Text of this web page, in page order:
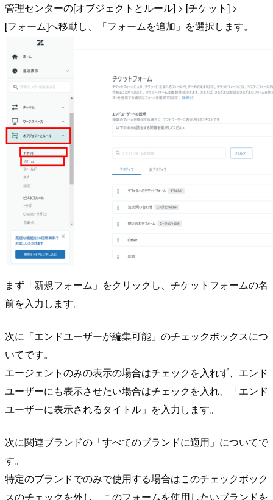
管理センターの[オブジェクトとルール] > [チケット] >
[フォーム]へ移動し、「フォームを追加」を選択します。
まず「新規フォーム」をクリックし、チケットフォームの名
前を入力します。
次に「エンドユーザーが編集可能」のチェックボックスにつ
いてです。
エージェントのみの表示の場合はチェックを入れず、エンド
ユーザーにも表示させたい場合はチェックを入れ、「エンド
ユーザーに表示されるタイトル」を入力します。
次に関連ブランドの「すべてのブランドに適用」についてで
す。
特定のブランドでのみで使用する場合はこのチェックボック
スのチェックを外し、このフォームを使用したいブランドを